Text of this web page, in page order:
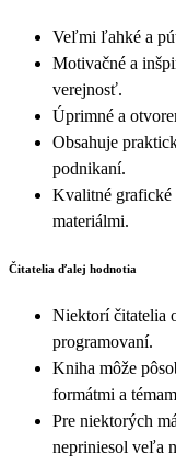
Veľmi ľahké a
Motivačné a
verejnosť.
Úprimné a
Obsahuje
podnikaní.
Kvalitné grafické
materiálmi.
Čitatelia ďalej hodnotia
Niektorí čitatelia
programovaní.
Kniha môže
formátmi a
Pre niektorých
nepriniesol veľa